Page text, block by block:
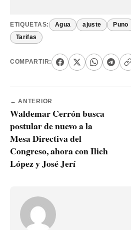
ETIQUETAS: Agua ajuste Puno
Tarifas
COMPARTIR:
← ANTERIOR
Waldemar Cerrón busca
postular de nuevo a la
Mesa Directiva del
Congreso, ahora con Ilich
López y José Jerí